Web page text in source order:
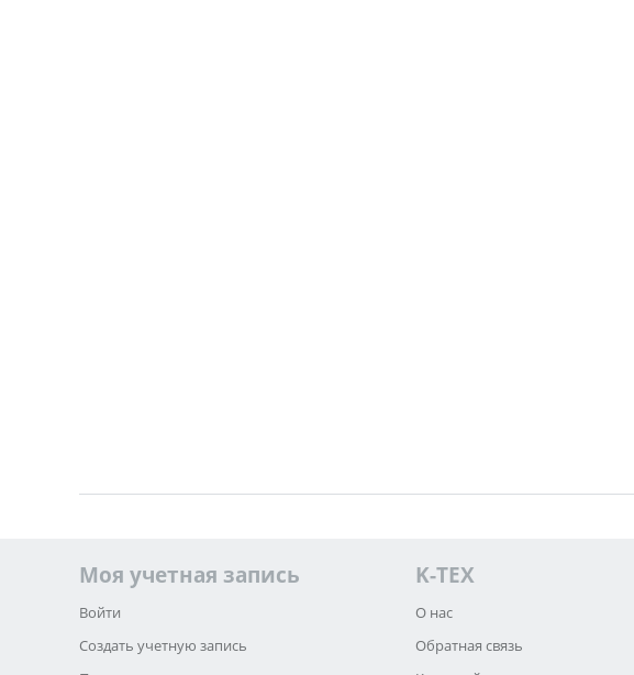
Моя учетная запись
Войти
Создать учетную запись
K-TEX
О нас
Обратная связь